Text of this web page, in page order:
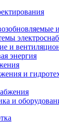
и
энергия
и
и